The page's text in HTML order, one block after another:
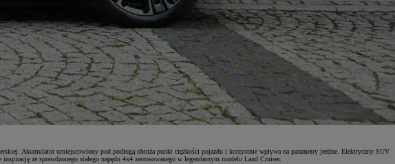
Akumulator umiejscowiony pod podłogą obniża punkt ciężkości pojazdu i korzystnie wpływa na parametry jezdne. Elektryczny SUV
ze sprawdzonego stałego napędu 4x4 zastosowanego w legendarnym modelu Land Cruiser.